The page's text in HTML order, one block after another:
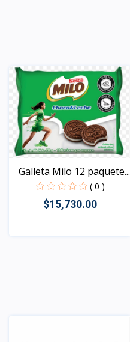
Galleta Milo 12 paquete...
( 0 )
$15,730.00